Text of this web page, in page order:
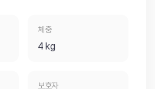
체중
4 kg
보호자